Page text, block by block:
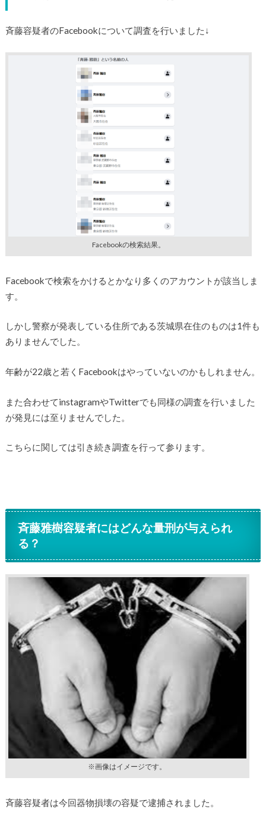
斉藤容疑者のFacebookについて調査を行いました↓
Facebookの検索結果。
Facebookで検索をかけるとかなり多くのアカウントが該当しま
す。
しかし警察が発表している住所である茨城県在住のものは1件も
ありませんでした。
年齢が22歳と若くFacebookはやっていないのかもしれません。
また合わせてinstagramやTwitterでも同様の調査を行いました
が発見には至りませんでした。
こちらに関しては引き続き調査を行って参ります。
斉藤雅樹容疑者にはどんな量刑が与えられ
る？
※画像はイメージです。
斉藤容疑者は今回器物損壊の容疑で逮捕されました。